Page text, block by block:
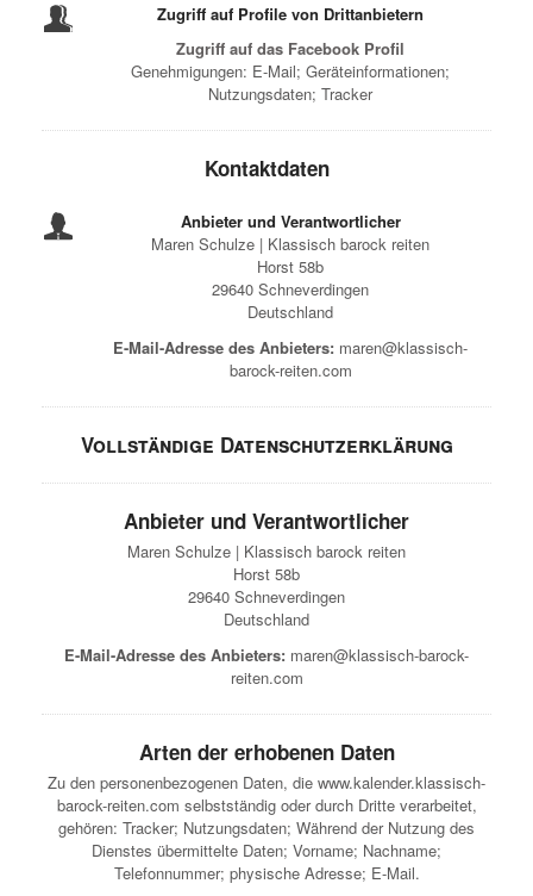
Zugriff auf Profile von Drittanbietern
Zugriff auf das Facebook Profil
Genehmigungen: E-Mail; Geräteinformationen;
Nutzungsdaten; Tracker
Kontaktdaten
Anbieter und Verantwortlicher
Maren Schulze | Klassisch barock reiten
Horst 58b
29640 Schneverdingen
Deutschland
E-Mail-Adresse des Anbieters: maren@klassisch-
barock-reiten.com
Vollständige Datenschutzerklärung
Anbieter und Verantwortlicher
Maren Schulze | Klassisch barock reiten
Horst 58b
29640 Schneverdingen
Deutschland
E-Mail-Adresse des Anbieters: maren@klassisch-barock-
reiten.com
Arten der erhobenen Daten
Zu den personenbezogenen Daten, die www.kalender.klassisch-
barock-reiten.com selbstständig oder durch Dritte verarbeitet,
gehören: Tracker; Nutzungsdaten; Während der Nutzung des
Dienstes übermittelte Daten; Vorname; Nachname;
Telefonnummer; physische Adresse; E-Mail.